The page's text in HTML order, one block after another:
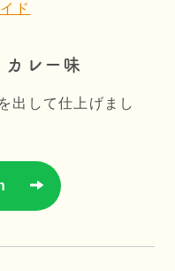
ド
カレー味
出して仕上げまし